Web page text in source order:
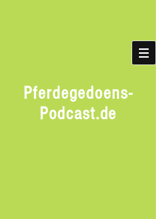
Pferdegedoens-
Podcast.de